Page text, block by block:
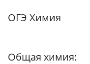
ОГЭ Химия
Общая химия: